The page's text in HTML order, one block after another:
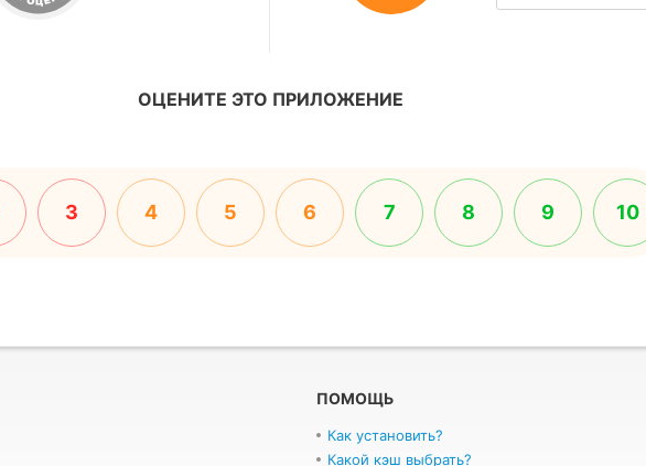
ОЦЕНИТЕ ЭТО ПРИЛОЖЕНИЕ
3 4 5 6 7 8 9 10
ПОМОЩЬ
Как установить?
Какой кэш выбрать?